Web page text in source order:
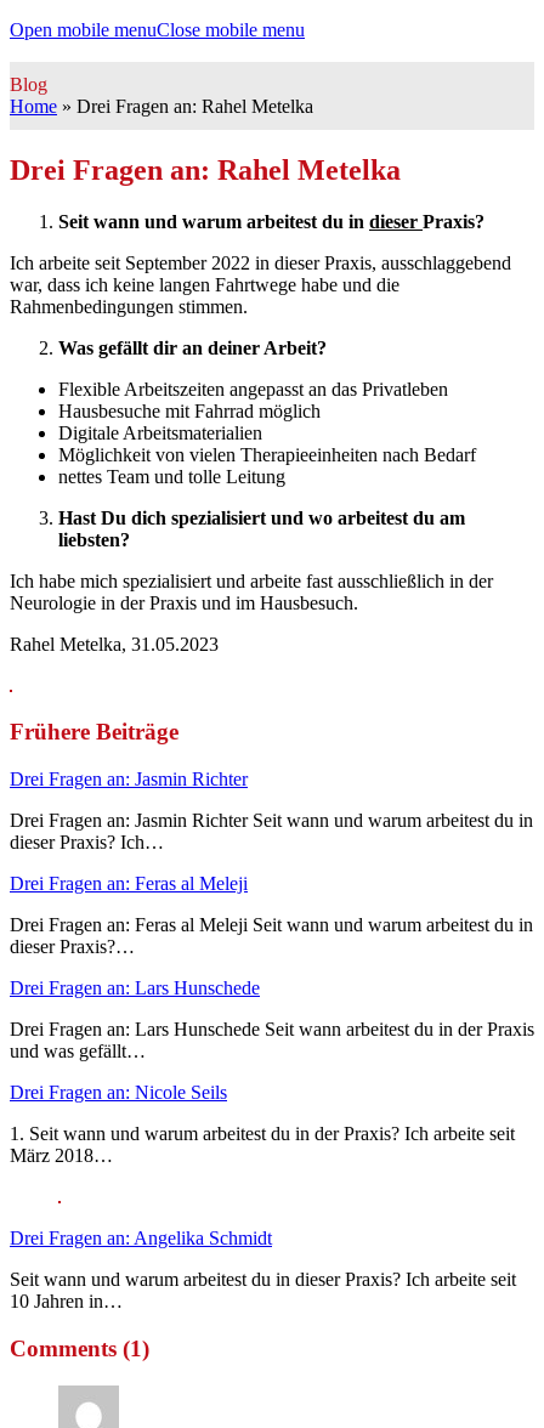
Open mobile menuClose mobile menu
Blog
Home » Drei Fragen an: Rahel Metelka
Drei Fragen an: Rahel Metelka
Seit wann und warum arbeitest du in dieser Praxis?
Ich arbeite seit September 2022 in dieser Praxis, ausschlaggebend
war, dass ich keine langen Fahrtwege habe und die
Rahmenbedingungen stimmen.
Was gefällt dir an deiner Arbeit?
Flexible Arbeitszeiten angepasst an das Privatleben
Hausbesuche mit Fahrrad möglich
Digitale Arbeitsmaterialien
Möglichkeit von vielen Therapieeinheiten nach Bedarf
nettes Team und tolle Leitung
Hast Du dich spezialisiert und wo arbeitest du am
liebsten?
Ich habe mich spezialisiert und arbeite fast ausschließlich in der
Neurologie in der Praxis und im Hausbesuch.
Rahel Metelka, 31.05.2023
Frühere Beiträge
Drei Fragen an: Jasmin Richter
Drei Fragen an: Jasmin Richter Seit wann und warum arbeitest du in
dieser Praxis? Ich…
Drei Fragen an: Feras al Meleji
Drei Fragen an: Feras al Meleji Seit wann und warum arbeitest du in
dieser Praxis?…
Drei Fragen an: Lars Hunschede
Drei Fragen an: Lars Hunschede Seit wann arbeitest du in der Praxis
und was gefällt…
Drei Fragen an: Nicole Seils
1. Seit wann und warum arbeitest du in der Praxis? Ich arbeite seit
März 2018…
Drei Fragen an: Angelika Schmidt
Seit wann und warum arbeitest du in dieser Praxis? Ich arbeite seit
10 Jahren in…
Comments (1)